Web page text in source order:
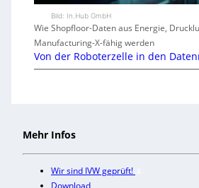
Bild: In.Hub GmbH
Wie Shopfloor-Daten aus Energie,
Manufacturing-X-fähig werden
Von der Roboterzelle in den
Mehr Infos
Wir sind IVW geprüft!
Download